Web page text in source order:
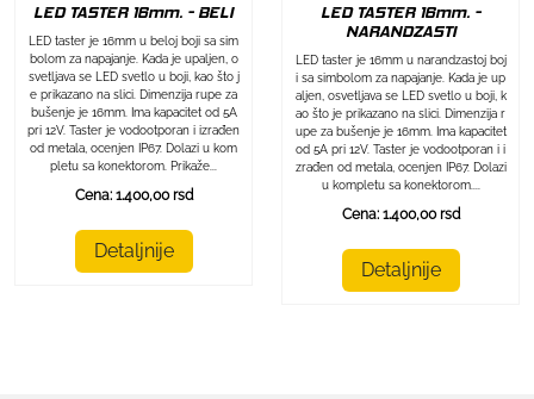
LED TASTER 16mm. - BELI
LED taster je 16mm u beloj boji sa sim
bolom za napajanje. Kada je upaljen, o
svetljava se LED svetlo u boji, kao što j
e prikazano na slici. Dimenzija rupe za
bušenje je 16mm. Ima kapacitet od 5A
pri 12V. Taster je vodootporan i izrađen
od metala, ocenjen IP67. Dolazi u kom
pletu sa konektorom. Prikaže...
Cena: 1.400,00 rsd
Detaljnije
LED TASTER 16mm. -
NARANDZASTI
LED taster je 16mm u narandzastoj boj
i sa simbolom za napajanje. Kada je up
aljen, osvetljava se LED svetlo u boji, k
ao što je prikazano na slici. Dimenzija r
upe za bušenje je 16mm. Ima kapacitet
od 5A pri 12V. Taster je vodootporan i i
zrađen od metala, ocenjen IP67. Dolazi
u kompletu sa konektorom....
Cena: 1.400,00 rsd
Detaljnije